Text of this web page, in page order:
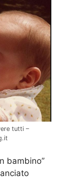
tutti –
bambino”